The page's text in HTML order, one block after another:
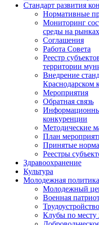
Стандарт развития
Нормативные
Мониторинг
среды на
Соглашения
Работа Совета
Реестр
территории
Внедрение
Краснодарском
Мероприятия
Обратная связь
конкуренции
Методические
План
Принятые
Реестры
Здравоохранение
Культура
Молодежная политика
Молодежный
Военная
Трудоустройство
Клубы по месту